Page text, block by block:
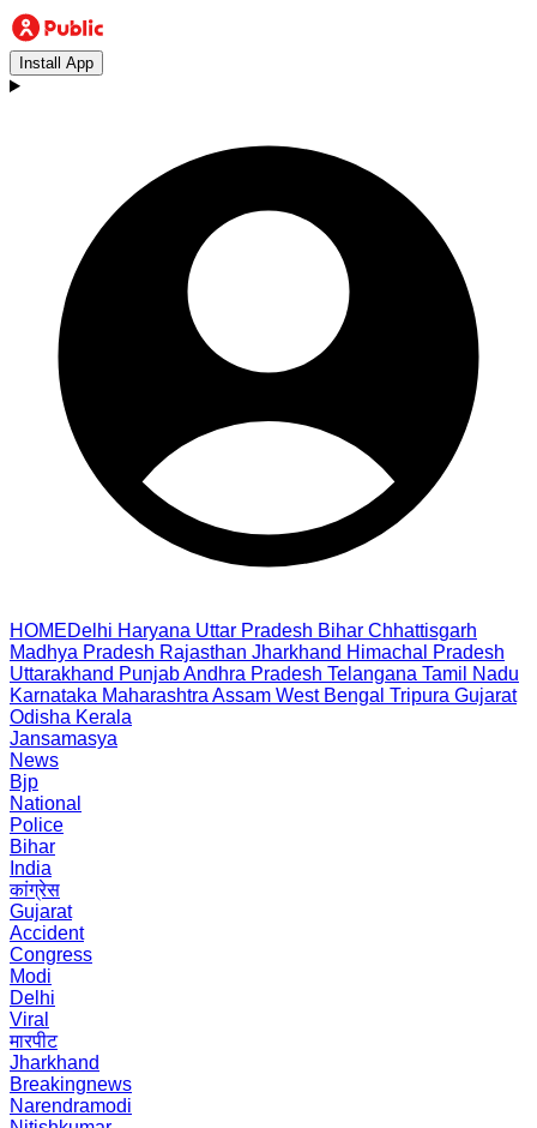
Install App
HOMEDelhi Haryana Uttar Pradesh Bihar Chhattisgarh
Madhya Pradesh Rajasthan Jharkhand Himachal Pradesh
Uttarakhand PunjabAndhra Pradesh Telangana Tamil Nadu
Karnataka Maharashtra Assam West Bengal Tripura Gujarat
Odisha Kerala
Jansamasya
News
Bjp
National
Police
Bihar
India
कांग्रेस
Gujarat
Accident
Congress
Modi
Delhi
Viral
मारपीट
Jharkhand
Breakingnews
Narendramodi